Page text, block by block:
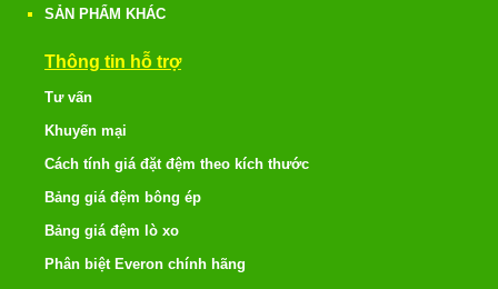
SẢN PHẨM KHÁC
Thông tin hỗ trợ
Tư vấn
Khuyến mại
Cách tính giá đặt đệm theo kích thước
Bảng giá đệm bông ép
Bảng giá đệm lò xo
Phân biệt Everon chính hãng